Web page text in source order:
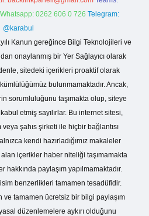
Whatsapp: 0262 606 0 726 Telegram:
@karabul
Kanun gereğince Bilgi Teknolojileri ve
onaylanmış bir Yer Sağlayıcı olarak
sitedeki içerikleri proaktif olarak
bulunmamaktadır. Ancak,
sorumluluğunu taşımakta olup, siteye
etmiş sayılırlar. Bu internet sitesi,
şahıs şirketi ile hiçbir bağlantısı
kendi hazırladığımız makaleler
alan içerikler haber niteliği taşımamakta
paylaşım yapılmamaktadır.
benzerlikleri tamamen tesadüfidir.
ve tamamen ücretsiz bir bilgi paylaşım
düzenlemelere aykırı olduğunu